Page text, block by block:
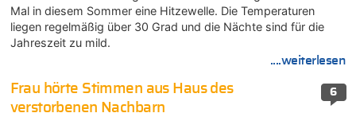
Mal in diesem Sommer eine Hitzewelle. Die Temperaturen
liegen regelmäßig über 30 Grad und die Nächte sind für die
Jahreszeit zu mild.
....weiterlesen
6
Frau hörte Stimmen aus Haus des
verstorbenen Nachbarn